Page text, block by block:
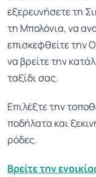
εξερευνήσετε τη
τη Μπολόνια, να
επισκεφθείτε την
να βρείτε την
ταξίδι σας.
Επιλέξτε την
ποδήλατα και
ρόδες.
Βρείτε την